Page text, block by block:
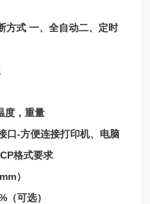
方式 一、全自动二、定时
度，重量
口-方便连接打印机、电脑
格式要求
）
（可选）